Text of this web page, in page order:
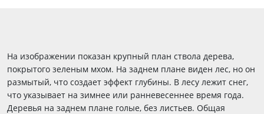
На изображении показан крупный план ствола дерева,
покрытого зеленым мхом. На заднем плане виден лес, но он
размытый, что создает эффект глубины. В лесу лежит снег,
что указывает на зимнее или ранневесеннее время года.
Деревья на заднем плане голые, без листьев. Общая